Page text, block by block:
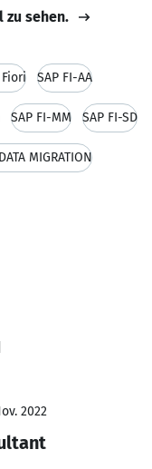
zu sehen.
Fiori SAP FI-AA
SAP FI-MM SAP FI-SD
MIGRATION
2022